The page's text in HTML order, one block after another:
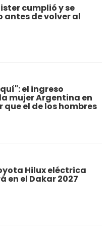
cumplió y se
antes de volver al
el ingreso
mujer Argentina en
que el de los hombres
Hilux eléctrica
en el Dakar 2027